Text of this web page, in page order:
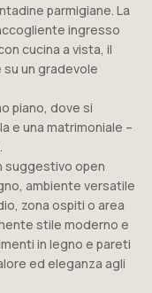
parmigiane. La
ingresso
cucina a vista, il
un gradevole
piano, dove si
e una matrimoniale –
suggestivo open
ambiente versatile
zona ospiti o area
stile moderno e
in legno e pareti
ed eleganza agli